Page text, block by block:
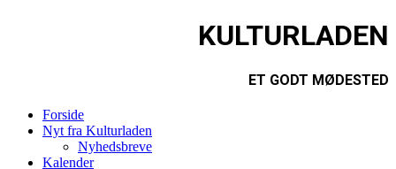
KULTURLADEN
ET GODT MØDESTED
Forside
Nyt fra Kulturladen
Nyhedsbreve
Kalender